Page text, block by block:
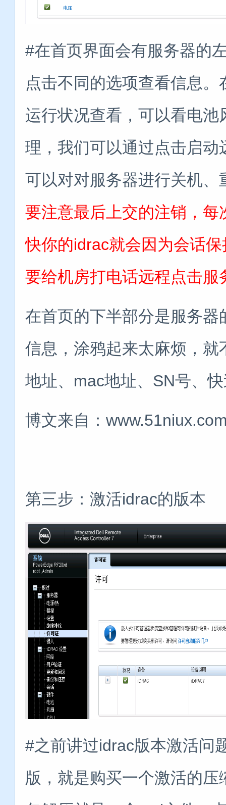
#在首页界面会有服务器的
点击不同的选项查看信息
运行状况查看，可以看电
理，我们可以通过点击启
可以对对服务器进行关机
要注意最后上交的注销，
快你的idrac就会因为会话
要给机房打电话远程点击服
在首页的下半部分是服务
信息，涂鸦起来太麻烦，
地址、mac地址、SN号、
博文来自：
第三步：激活idrac的版本
#之前讲过idrac版本激活问
版，就是购买一个激活的